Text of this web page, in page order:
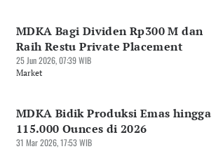
MDKA Bagi Dividen Rp300 M dan
Raih Restu Private Placement
25 Jun 2026, 07:39 WIB
Market
MDKA Bidik Produksi Emas hingga
115.000 Ounces di 2026
31 Mar 2026, 17:53 WIB